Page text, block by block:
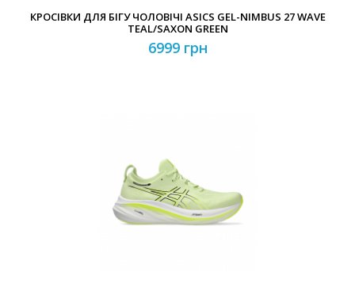
КРОСІВКИ ДЛЯ БІГУ ЧОЛОВІЧІ ASICS GEL-NIMBUS 27 WAVE
TEAL/SAXON GREEN
6999 грн